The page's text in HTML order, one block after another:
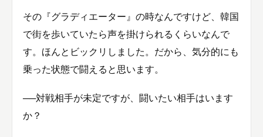
その『グラディエーター』の時なんですけど、韓国
で街を歩いていたら声を掛けられるくらいなんで
す。ほんとビックリしました。だから、気分的にも
乗った状態で闘えると思います。
──対戦相手が未定ですが、闘いたい相手はいます
か？